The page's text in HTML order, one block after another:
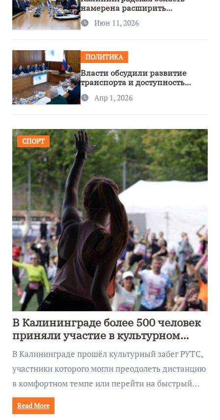
намерена расширить
сотрудничество с Узбекистаном
Июн 11, 2026
ПОЛИТИКА
Власти обсудили развитие
транспорта и доступность
региона
Апр 1, 2026
СПОРТ
В Калининграде более 500 человек
приняли участие в культурном
забеге
В Калининграде прошёл культурный забег РУТС,
участники которого могли преодолеть дистанцию
в комфортном темпе или перейти на быстрый…
Read More